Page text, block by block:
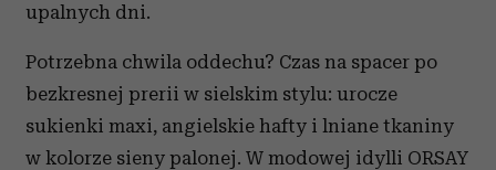
upalnych dni.
Potrzebna chwila oddechu? Czas na spacer po
bezkresnej prerii w sielskim stylu: urocze
sukienki maxi, angielskie hafty i lniane tkaniny
w kolorze sieny palonej. W modowej idylli ORSAY